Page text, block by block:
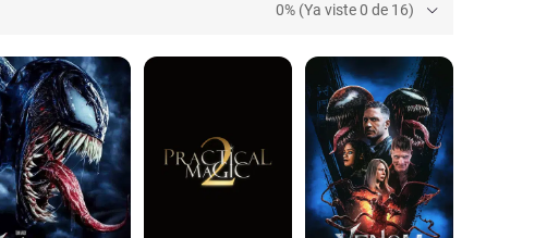
0% (Ya viste 0 de 16)